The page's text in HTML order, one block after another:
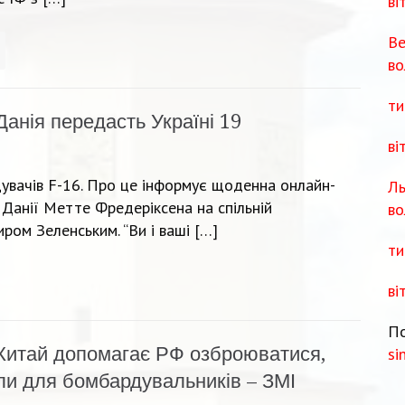
передасть Україні 19
F-16. Про це інформує щоденна онлайн-
Метте Фредеріксена на спільній
Зеленським. “Ви і ваші […]
допомагає РФ озброюватися,
для бомбардувальників – ЗМІ